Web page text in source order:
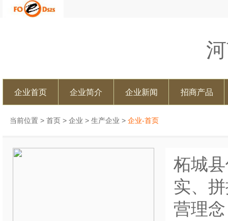
企业首页 企业简介 企业新闻 招商产品
当前位置 > 首页 > 企业 > 生产企业 > 企业-首页
柘城
实、
营理